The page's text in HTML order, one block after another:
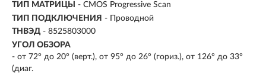
ТИП МАТРИЦЫ
- CMOS Progressive Scan
ТИП ПОДКЛЮЧЕНИЯ - Проводной
ТНВЭД - 8525803000
УГОЛ ОБЗОРА
- от 72° до 20° (верт.), от 95° до 26° (гориз.), от 126° до 33°
(диаг.